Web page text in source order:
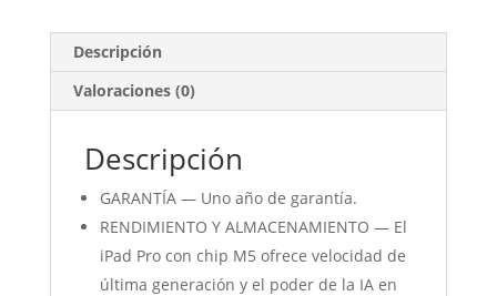
Descripción
Valoraciones (0)
Descripción
GARANTÍA — Uno año de garantía.
RENDIMIENTO Y ALMACENAMIENTO — El
iPad Pro con chip M5 ofrece velocidad de
última generación y el poder de la IA en